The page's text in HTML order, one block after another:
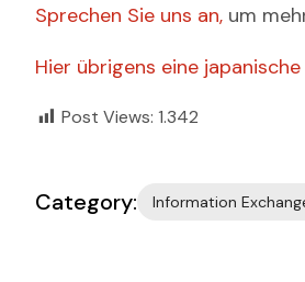
Sprechen Sie uns an, um
Hier übrigens eine
Post Views: 1.342
Category: Information